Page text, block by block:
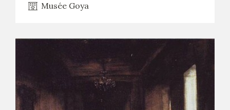
Musée Goya